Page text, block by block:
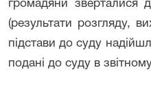
громадяни зверталися
(результати розгляду,
підстави до суду
подані до суду в